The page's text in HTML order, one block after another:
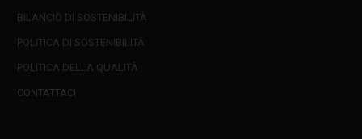
BILANCIO DI SOSTENIBILITÀ
POLITICA DI SOSTENIBILITÀ
POLITICA DELLA QUALITÀ
CONTATTACI